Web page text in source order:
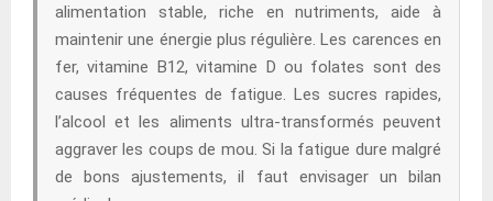
alimentation stable, riche en nutriments, aide à
maintenir une énergie plus régulière. Les carences en
fer, vitamine B12, vitamine D ou folates sont des
causes fréquentes de fatigue. Les sucres rapides,
l’alcool et les aliments ultra-transformés peuvent
aggraver les coups de mou. Si la fatigue dure malgré
de bons ajustements, il faut envisager un bilan